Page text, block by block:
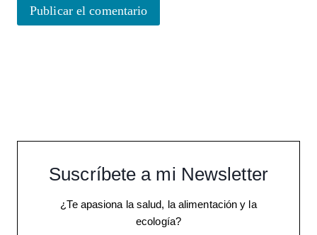
Suscríbete a mi Newsletter
¿Te apasiona la salud, la alimentación y la
ecología?